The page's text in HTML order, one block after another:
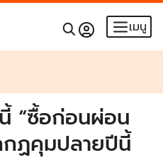
เมนู
“ซื้อก่อนผ่อน
ฏคุมปลายปีนี้